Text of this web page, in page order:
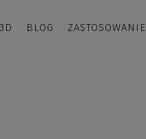
BLOG ZASTOSOWANIE